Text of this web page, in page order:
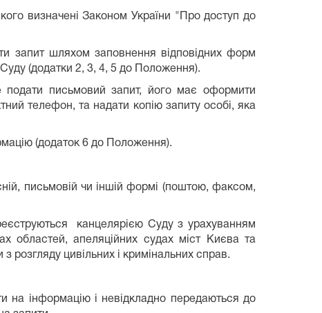
визначені Законом України "Про доступ до
запит шляхом заповнення відповідних форм
(додатки 2, 3, 4, 5 до Положення).
подати письмовий запит, його має оформити
телефон, та надати копію запиту особі, яка
(додаток 6 до Положення).
письмовій чи іншій формі (поштою, факсом,
канцелярією Суду з урахуванням
областей, апеляційних судах міст Києва та
розгляду цивільних і кримінальних справ.
на інформацію і невідкладно передаються до